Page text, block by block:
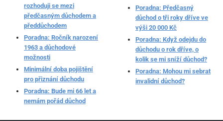
rozhoduji se mezi
předčasným důchodem a
předdůchodem
Poradna: Ročník narození
1963 a důchodové
možnosti
Minimální doba pojištění
pro přiznání důchodu
Poradna: Bude mi 66 let a
nemám pořád důchod
Poradna: Předčasný
důchod o tři roky dříve ve
výši 20 000 Kč
Poradna: Když odejdu do
důchodu o rok dříve, o
kolik se mi sníží důchod?
Poradna: Mohou mi sebrat
invalidní důchod?